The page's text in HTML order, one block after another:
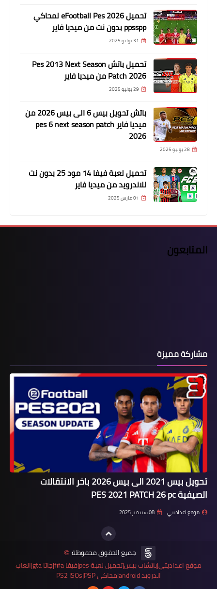
تحميل eFootball Pes 2026 لمحاكي
ppsspp بدون نت من ميديا فاير
31 يوليو 2025
تحميل باتش Pes 2013 Next Season
Patch 2026 من ميديا فاير
29 يوليو 2025
باتش تحويل بيس 6 الى بيس 2026 من
ميديا فاير pes 6 next season patch
2026
28 يوليو 2025
تحميل لعبة فيفا 14 مود 25 بدون نت
للاندرويد من ميديا فاير
01 مارس 2025
المتابعون
مشاركة مميزة
تحويل بيس 2021 الى بيس 2026 باخر الانتقالات
الصيفية PES 2021 PATCH 26 pc
موقع اعداديتي 08 سبتمبر 2025
جميع الحقوق محفوظة ©
موقع اعداديتي|باتشات بيس|تحميل لعبة pes|فيفا fifa|جاتا gta|العاب
اندرويد android|محاكي PS2 ISOs|PSP